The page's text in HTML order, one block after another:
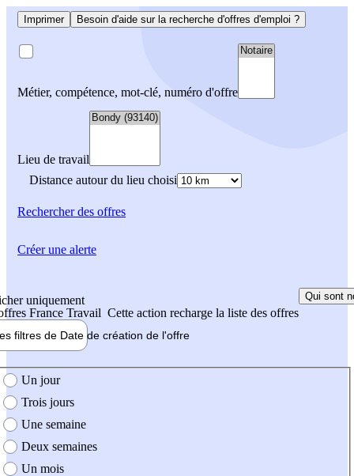
Imprimer Besoin d'aide sur la recherche d'offres d'emploi ?
Métier, compétence, mot-clé, numéro d'offre
Lieu de travail
Distance autour du lieu choisi
Rechercherdes offres
uniquement
France Travail Cette action recharge la liste des offres
Qui sont
filtres de Date de création de l'offre
création de l'offre
Un jour
Trois jours
Une semaine
Deux semaines
Un mois
Créer une alerte